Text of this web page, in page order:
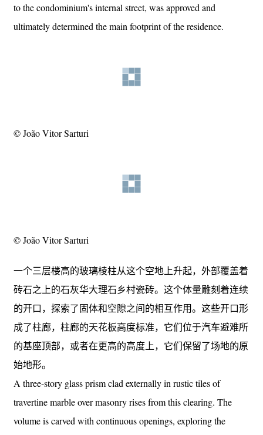
to the condominium's internal street, was approved and
ultimately determined the main footprint of the residence.
© João Vitor Sarturi
© João Vitor Sarturi
一个三层楼高的玻璃棱柱从这个空地上升起，外部覆盖着
砖石之上的石灰华大理石乡村瓷砖。这个体量雕刻着连续
的开口，探索了固体和空隙之间的相互作用。这些开口形
成了柱廊，柱廊的天花板高度标准，它们位于汽车避难所
的基座顶部，或者在更高的高度上，它们保留了场地的原
始地形。
A three-story glass prism clad externally in rustic tiles of
travertine marble over masonry rises from this clearing. The
volume is carved with continuous openings, exploring the